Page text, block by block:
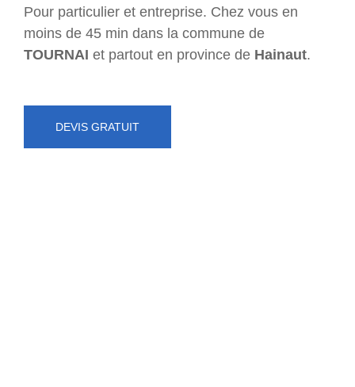
Pour particulier et entreprise. Chez vous en
moins de 45 min dans la commune de
TOURNAI et partout en province de Hainaut.
DEVIS GRATUIT